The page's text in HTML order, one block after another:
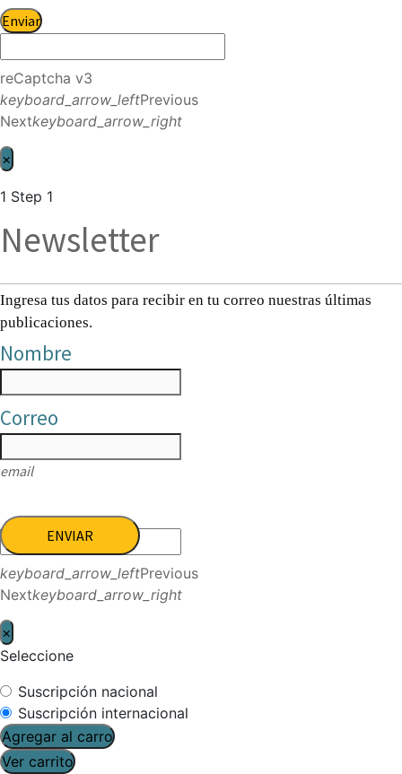
Enviar
reCaptcha v3
keyboard_arrow_leftPrevious
Nextkeyboard_arrow_right
×
1 Step 1
Newsletter
Ingresa tus datos para recibir en tu correo nuestras últimas
publicaciones.
Nombre
Correo
email
ENVIAR
keyboard_arrow_leftPrevious
Nextkeyboard_arrow_right
×
Seleccione
Suscripción nacional
Suscripción internacional
Agregar al carro
Ver carrito